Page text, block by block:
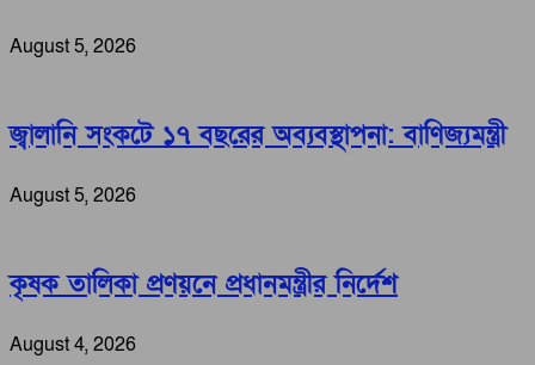
August 5, 2026
জ্বালানি সংকটে ১৭ বছরের অব্যবস্থাপনা: বাণিজ্যমন্ত্রী
August 5, 2026
কৃষক তালিকা প্রণয়নে প্রধানমন্ত্রীর নির্দেশ
August 4, 2026